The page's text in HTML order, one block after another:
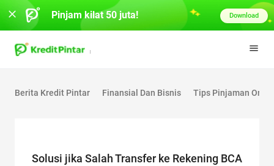
Berita Kredit Pintar Finansial Dan Bisnis Tips Pinjaman
Solusi jika Salah Transfer ke Rekening BCA
Pinjam kilat 50 juta! Download